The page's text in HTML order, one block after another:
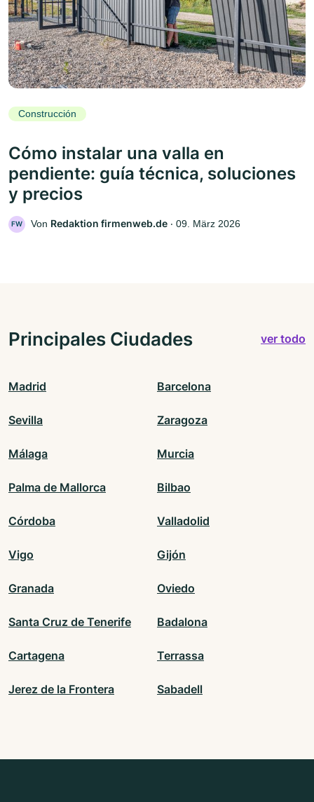
Construcción
Cómo instalar una valla en
pendiente: guía técnica, soluciones
y precios
FW Von Redaktion firmenweb.de ‧ 09. März 2026
Principales Ciudades ver todo
Madrid Barcelona
Sevilla Zaragoza
Málaga Murcia
Palma de Mallorca Bilbao
Córdoba Valladolid
Vigo Gijón
Granada Oviedo
Santa Cruz de Tenerife Badalona
Cartagena Terrassa
Jerez de la Frontera Sabadell